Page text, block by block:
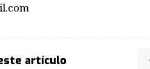
artículo